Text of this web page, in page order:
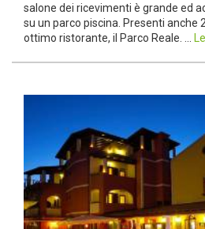
salone dei ricevimenti è grande ed
su un parco piscina. Presenti anche
ottimo ristorante, il Parco Reale. ...